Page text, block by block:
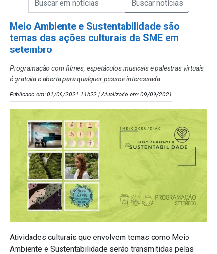
Meio Ambiente e Sustentabilidade são
temas das ações culturais da SME em
setembro
Programação com filmes, espetáculos musicais e palestras virtuais
é gratuita e aberta para qualquer pessoa interessada
Publicado em: 01/09/2021 11h22 | Atualizado em: 09/09/2021
Atividades culturais que envolvem temas como Meio
Ambiente e Sustentabilidade serão transmitidas pelas